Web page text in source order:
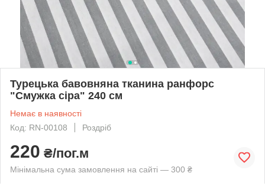
Турецька бавовняна тканина ранфорс
"Смужка сіра" 240 см
Немає в наявності
Код: RN-00108
Роздріб
220 ₴/пог.м
Мінімальна сума замовлення на сайті — 300 ₴